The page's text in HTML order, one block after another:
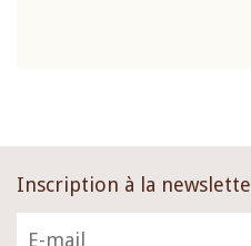
Inscription à la